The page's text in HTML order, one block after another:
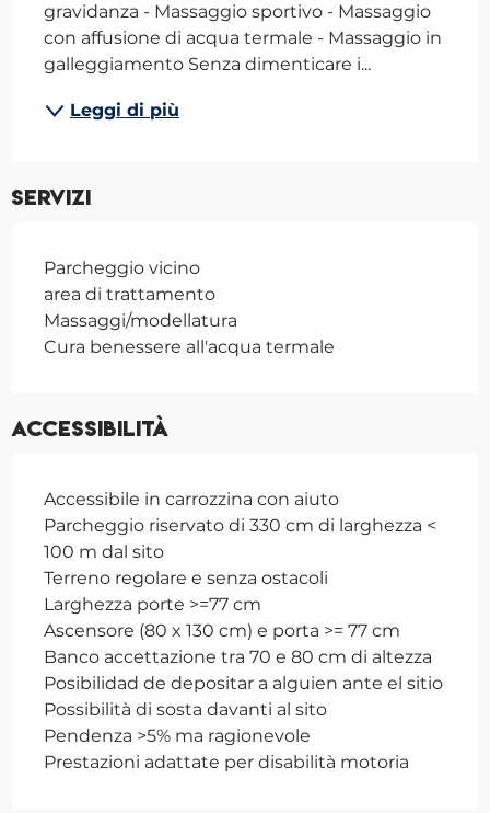
gravidanza - Massaggio sportivo - Massaggio
con affusione di acqua termale - Massaggio in
galleggiamento Senza dimenticare i...
Leggi di più
Servizi
Parcheggio vicino
area di trattamento
Massaggi/modellatura
Cura benessere all'acqua termale
Accessibilità
Accessibile in carrozzina con aiuto
Parcheggio riservato di 330 cm di larghezza <
100 m dal sito
Terreno regolare e senza ostacoli
Larghezza porte >=77 cm
Ascensore (80 x 130 cm) e porta >= 77 cm
Banco accettazione tra 70 e 80 cm di altezza
Posibilidad de depositar a alguien ante el sitio
Possibilità di sosta davanti al sito
Pendenza >5% ma ragionevole
Prestazioni adattate per disabilità motoria